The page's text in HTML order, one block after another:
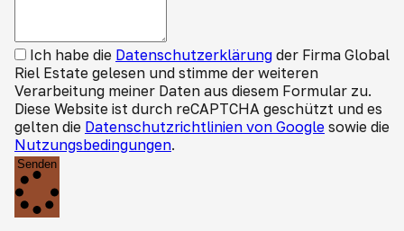
Ich habe die Datenschutzerklärung der Firma Global
Riel Estate gelesen und stimme der weiteren
Verarbeitung meiner Daten aus diesem Formular zu.
Diese Website ist durch reCAPTCHA geschützt und es
gelten die Datenschutzrichtlinien von Google sowie die
Nutzungsbedingungen.
Senden